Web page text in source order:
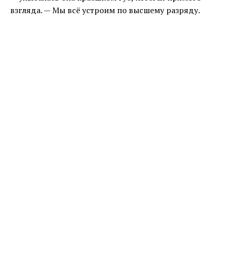
взгляда. — Мы всё устроим по высшему разряду.